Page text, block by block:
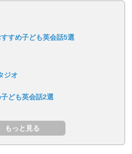
すめ子ども英会話5選
ジオ
ども英会話2選